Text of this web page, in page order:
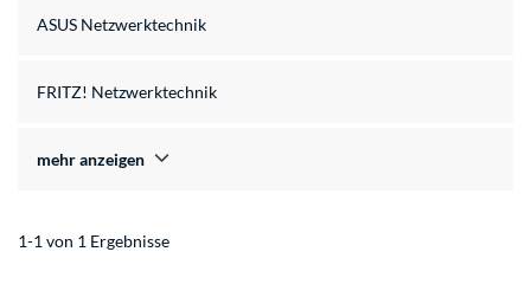
ASUS Netzwerktechnik
FRITZ! Netzwerktechnik
mehr anzeigen
1-1 von 1 Ergebnisse